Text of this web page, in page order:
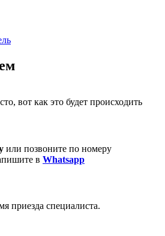
вот как это будет происходить
или позвоните по номеру
в Whatsapp
приезда специалиста.